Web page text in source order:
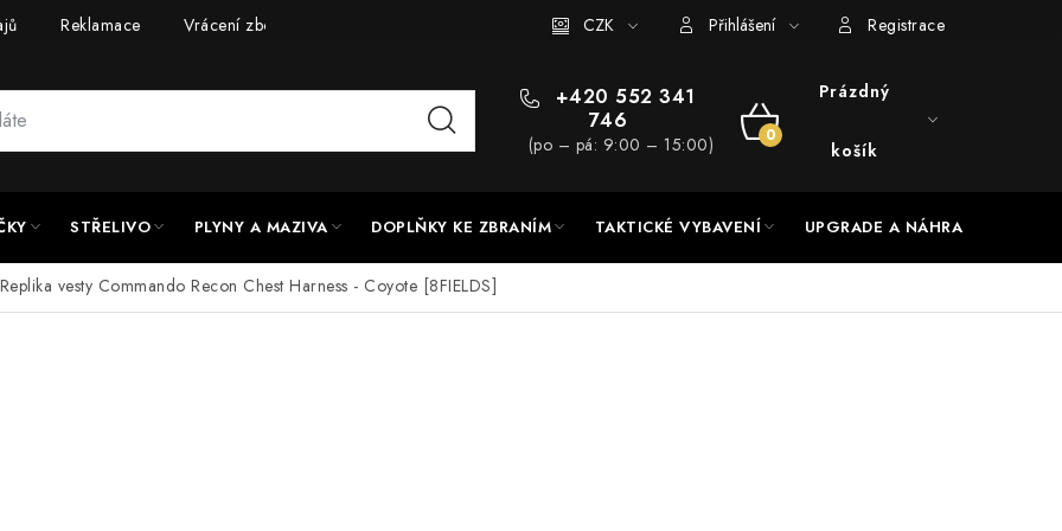
Reklamace Vrácení zboží UPGRADE a servis Hodnocení obchodu
CZK Přihlášení Registrace
+420 552 341
746
(po – pá: 9:00 – 15:00)
NÁKUPNÍ
Prázdný
košík
STŘELIVO PLYNY A MAZIVA DOPLŇKY KE ZBRANÍM TAKTICKÉ VYBAVENÍ UPGRADE A NÁHRADNÍ DÍLY
Replika vesty Commando Recon Chest Harness - Coyote [8FIELDS]